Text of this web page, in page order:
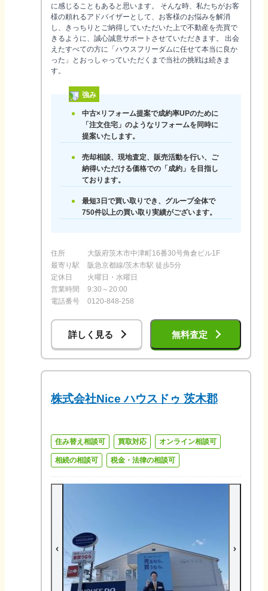
に感じることもあると思います。 そんな時、私たちがお客
様の頼れるアドバイザーとして、お客様のお悩みを解消
し、きっちりとご納得していただいた上で不動産を売買で
きるように、誠心誠意サポートさせていただきます。 出会
えたすべての方に「ハウスフリーダムに任せて本当に良か
った」とおっしゃっていただくまで当社の挑戦は続きま
す。
強み
中古×リフォーム提案で成約率UPのために
「注文住宅」のようなリフォームを同時に
提案いたします。
売却相談、現地査定、販売活動を行い、ご
納得いただける価格での「成約」を目指し
ております。
最短3日で買い取りでき、グループ全体で
750件以上の買い取り実績がございます。
住所
大阪府茨木市中津町16番30号角倉ビル1F
最寄り駅
阪急京都線/茨木市駅 徒歩5分
定休日
火曜日・水曜日
営業時間
9:30～20:00
電話番号
0120-848-258
詳しく見る 無料査定
株式会社Nice ハウスドゥ 茨木郡
住み替え相談可 買取対応 オンライン相談可
相続の相談可 税金・法律の相談可